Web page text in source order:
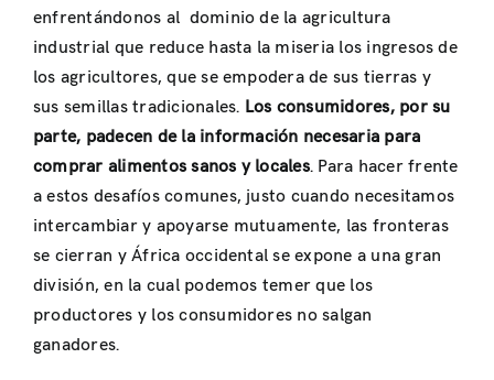
enfrentándonos al dominio de la agricultura
industrial que reduce hasta la miseria los ingresos de
los agricultores, que se empodera de sus tierras y
sus semillas tradicionales. Los consumidores, por su
parte, padecen de la información necesaria para
comprar alimentos sanos y locales. Para hacer frente
a estos desafíos comunes, justo cuando necesitamos
intercambiar y apoyarse mutuamente, las fronteras
se cierran y África occidental se expone a una gran
división, en la cual podemos temer que los
productores y los consumidores no salgan
ganadores.